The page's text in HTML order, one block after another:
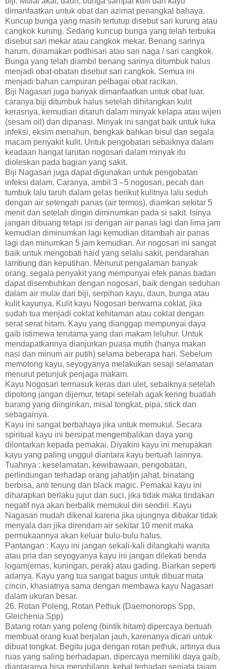
dimanfaatkan untuk obat dan azimat penangkal bahaya.
Kuncup bunga yang masih tertutup disebut sari kurung atau
cangkok kurung. Sedang kuncup bunga yang telah terbuka
disebut sari mekar atau cangkok mekar. Benang sarinya
harum, dinamakan podhisari atau sari naga / sari cangkok.
Bunga yang telah diambil benang sarinya ditumbuk halus
menjadi obat-obatan disebut sari cangkok. Semua ini
menjadi bahan campuran pelbagai obat racikan.
Biji Nagasari juga banyak dimanfaatkan untuk obat luar,
caranya biji ditumbuk halus setelah dihilangkan kulit
kerasnya, kemudian ditaruh dalam minyak kelapa atau wijen
(sesam oil) dan dipanasi. Minyak ini sangat baik untuk luka
infeksi, eksim menahun, bengkak bahkan bisul dan segala
macam penyakit kulit. Untuk pengobatan sebaiknya dalam
keadaan hangat larutan nogosari dalam minyak itu
dioleskan pada bagian yang sakit.
Biji Nagasari juga dapat digunakan untuk pengobatan
infeksi dalam. Caranya, ambil 3 –5 nogosari, pecah dan
tumbuk lalu taruh dalam gelas berikut kulitnya lalu seduh
dengan air setengah panas (air termos), diamkan sekitar 5
menit dan setelah dingin diminumkan pada si sakit. Isinya
jangan dibuang tetapi isi dengan air panas lagi dan lima jam
kemudian diminumkan lagi kemudian ditambah air panas
lagi dan minumkan 5 jam kemudian. Air nogosari ini sangat
baik untuk mengobati haid yang selalu sakit, pendarahan
lambung dan keputihan. Menurut pengalaman banyak
orang, segala penyakit yang mempunyai efek panas badan
dapat disembuhkan dengan nogosari, baik dengan seduhan
dalam air mulai dari biji, serpihan kayu, daun, bunga atau
kulit kayunya. Kulit kayu Nogosari berwarna coklat, jika
sudah tua menjadi coklat kehitaman atau coklat dengan
serat serat hitam. Kayu yang dianggap mempunyai daya
gaib istimewa terutama yang dari makam leluhur. Untuk
mendapatkannya dianjurkan puasa mutih (hanya makan
nasi dan minum air putih) selama beberapa hari. Sebelum
memotong kayu, seyogyanya melakukan sesaji selamatan
menurut petunjuk penjaga makam.
Kayu Nogosari termasuk keras dan ulet, sebaiknya setelah
dipotong jangan dijemur, tetapi setelah agak kering buatlah
barang yang diinginkan, misal tongkat, pipa, stick dan
sebagainya.
Kayu ini sangat berbahaya jika untuk memukul. Secara
spiritual kayu ini bersipat mengembalikan daya yang
dilontarkan kepada pemakai. Diyakini kayu ini merupakan
kayu yang paling unggul diantara kayu bertuah lainnya.
Tuahnya : keselamatan, kewibawaan, pengobatan,
perlindungan terhadap orang jahat/jin jahat, binatang
berbisa, anti tenung dan black magic. Pemakai kayu ini
diharapkan berlaku jujur dan suci, jika tidak maka tindakan
negatif nya akan berbalik memukul diri sendiri. Kayu
Nagasari mudah dikenal karena jika ujungnya dibakar tidak
menyala dan jika direndam air sekitar 10 menit maka
permukaannya akan keluar bulu-bulu halus.
Pantangan : Kayu ini jangan sekali-kali dilangkahi wanita
atau pria dan seyogyanya kayu ini jangan dilekati benda
logam(emas, kuningan, perak) atau gading. Biarkan seperti
adanya. Kayu yang tua sangat bagus untuk dibuat mata
cincin, khasiatnya sama dengan membawa kayu Nagasari
dalam ukuran besar.
26. Rotan Poleng, Rotan Pethuk (Daemonorops Spp,
Gleichenia Spp)
Batang rotan yang poleng (bintik hitam) dipercaya bertuah
membuat orang kuat berjalan jauh, karenanya dicari untuk
dibuat tongkat. Begitu juga dengan rotan pethuk, artinya dua
ruas yang saling berhadapan, dipercaya memiliki daya gaib,
diantaranya bisa menghilang, kebal terhadap senjata tajam